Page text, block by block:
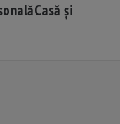
Casă și